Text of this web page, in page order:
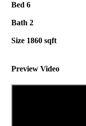
Bed 6
Bath 2
Size 1860 sqft
Preview Video